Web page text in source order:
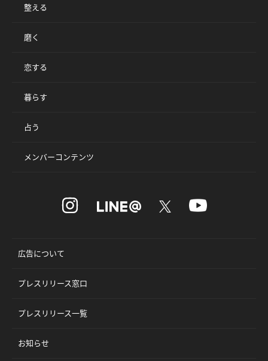
整える
磨く
恋する
暮らす
占う
メンバーコンテンツ
広告について
プレスリリース窓口
プレスリリース一覧
お知らせ